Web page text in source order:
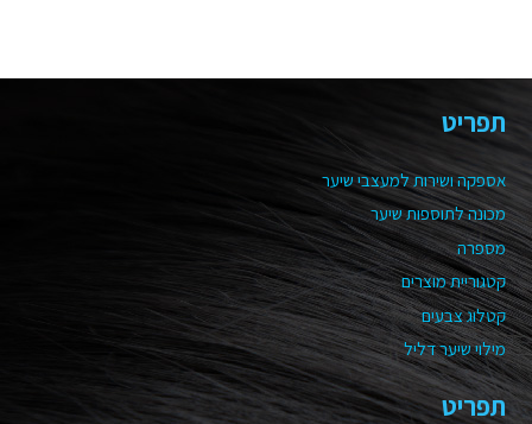
תפריט
אספקה ושירות למעצבי שיער
מכונה לתוספות שיער
מספרה
קטגוריית מוצרים
קטלוג צבעים
מילוי שיער דליל
תפריט